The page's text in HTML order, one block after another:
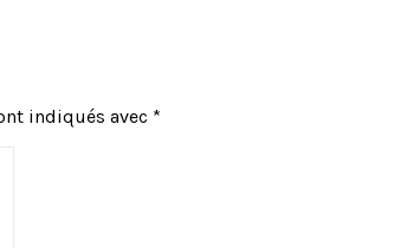
indiqués avec *